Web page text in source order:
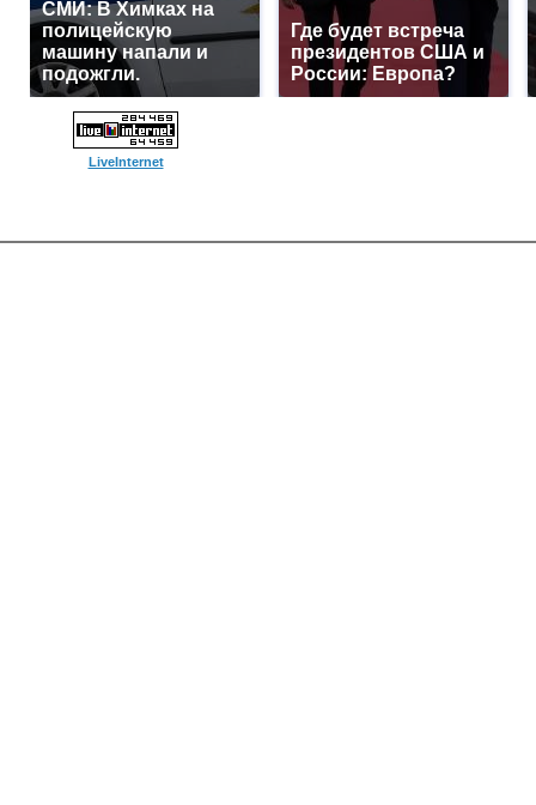
СМИ: В Химках на
полицейскую
машину напали и
подожгли.
Где будет встреча
президентов США и
России: Европа?
LiveInternet